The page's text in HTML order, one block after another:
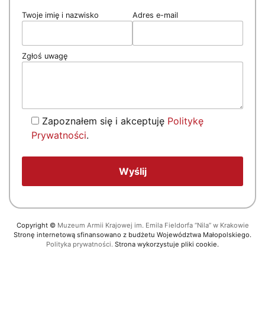
Twoje imię i nazwisko Adres e-mail
Zgłoś uwagę
Zapoznałem się i akceptuję Politykę
Prywatności.
Copyright © Muzeum Armii Krajowej im. Emila Fieldorfa “Nila” w Krakowie
Stronę internetową sfinansowano z budżetu Województwa Małopolskiego.
Polityka prywatności. Strona wykorzystuje pliki cookie.